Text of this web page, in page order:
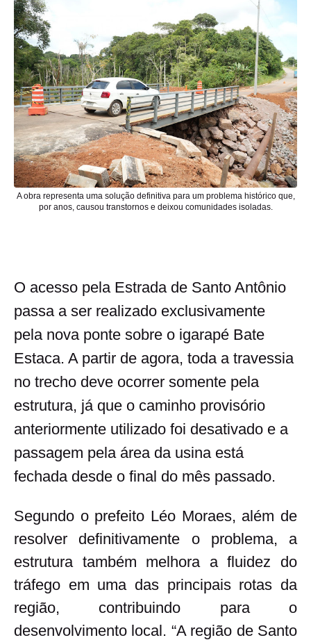
A obra representa uma solução definitiva para um problema histórico que,
por anos, causou transtornos e deixou comunidades isoladas.
O acesso pela Estrada de Santo Antônio
passa a ser realizado exclusivamente
pela nova ponte sobre o igarapé Bate
Estaca. A partir de agora, toda a travessia
no trecho deve ocorrer somente pela
estrutura, já que o caminho provisório
anteriormente utilizado foi desativado e a
passagem pela área da usina está
fechada desde o final do mês passado.
Segundo o prefeito Léo Moraes, além de
resolver definitivamente o problema, a
estrutura também melhora a fluidez do
tráfego em uma das principais rotas da
região, contribuindo para o
desenvolvimento local. “A região de Santo